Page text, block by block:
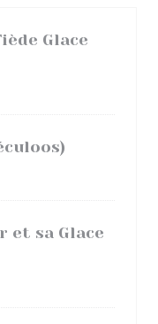
Glace
et sa Glace